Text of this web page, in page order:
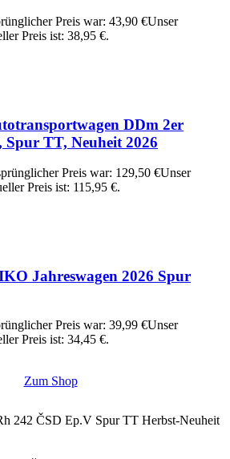
Preis war: 43,90 €Unser
Preis ist: 38,95 €.
DDm 2er
Spur TT, Neuheit 2026
Preis war: 129,50 €Unser
Preis ist: 115,95 €.
Jahreswagen 2026 Spur
Preis war: 39,99 €Unser
Preis ist: 34,45 €.
Zum Shop